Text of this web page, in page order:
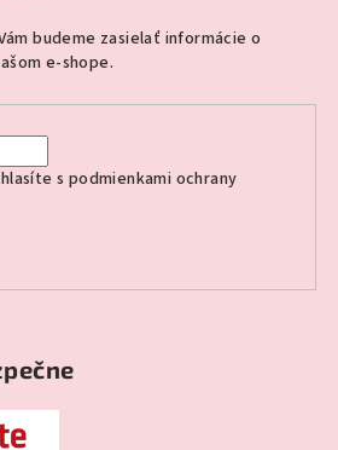
budeme zasielať informácie o
e-shope.
s podmienkami ochrany